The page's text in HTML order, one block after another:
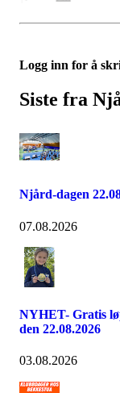
Logg inn for å
Siste fra
Njård-dagen
07.08.2026
NYHET- Gratis
den 22.08.2026
03.08.2026